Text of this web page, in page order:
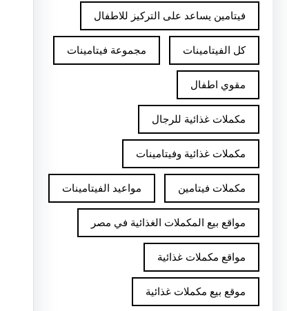
فيتامين يساعد على التركيز للاطفال
كل الفيتامينات مجموعة فيتامينات
مقوي اطفال
مكملات غذائية للرجال
مكملات غذائية وفيتامينات
مكملات فيتامين مواعيد الفيتامينات
مواقع بيع المكملات الغذائية في مصر
مواقع مكملات غذائية
موقع بيع مكملات غذائية